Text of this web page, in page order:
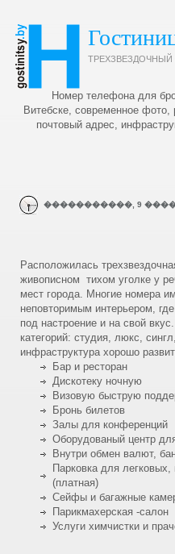
ТРЕХЗВЕЗДОЧНЫЙ
Номер телефона для
Витебске, современное фото,
почтовый адрес,
�����������, 9
Расположилась
живописном тихом уголке у
мест города. Многие номера
неповторимым интерьером,
под настроение и на свой
категорий: студия, люкс,
инфраструктура хорошо
Бар и ресторан
Дискотеку ночную
Визовую быструю
Бронь билетов
Залы для конференций
Оборудованый центр
Внутри обмен валют,
Парковка для
(платная)
Сейфы и багажные
Парикмахерская -салон
Услуги химчистки и